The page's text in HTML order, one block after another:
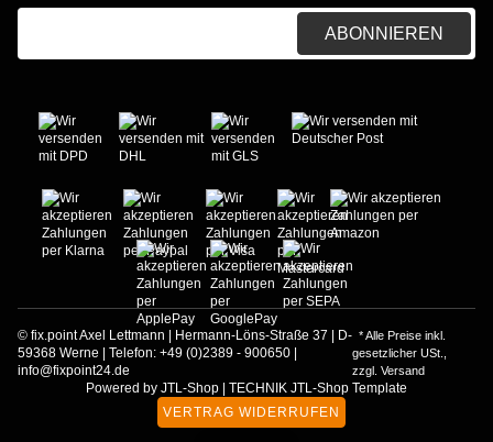
ABONNIEREN
© fix.point Axel Lettmann | Hermann-Löns-Straße 37 | D-
59368 Werne | Telefon: +49 (0)2389 - 900650 |
info@fixpoint24.de
* Alle Preise inkl.
gesetzlicher USt.,
zzgl.Versand
Powered by JTL-Shop
TECHNIK JTL-Shop Template
VERTRAG WIDERRUFEN